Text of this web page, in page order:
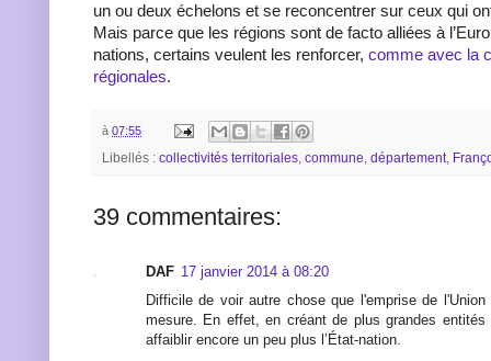
un ou deux échelons et se reconcentrer sur ceux qui
Mais parce que les régions sont de facto alliées à
nations, certains veulent les renforcer, comme avec la
régionales.
à 07:55
Libellés : collectivités territoriales, commune, département,
39 commentaires:
DAF 17 janvier 2014 à 08:20
Difficile de voir autre chose que l'emprise de l'Union
mesure. En effet, en créant de plus grandes entités
affaiblir encore un peu plus l’État-nation.